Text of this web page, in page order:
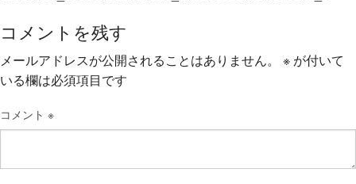
コメントを残す
メールアドレスが公開されることはありません。 ※ が付いて
いる欄は必須項目です
コメント ※